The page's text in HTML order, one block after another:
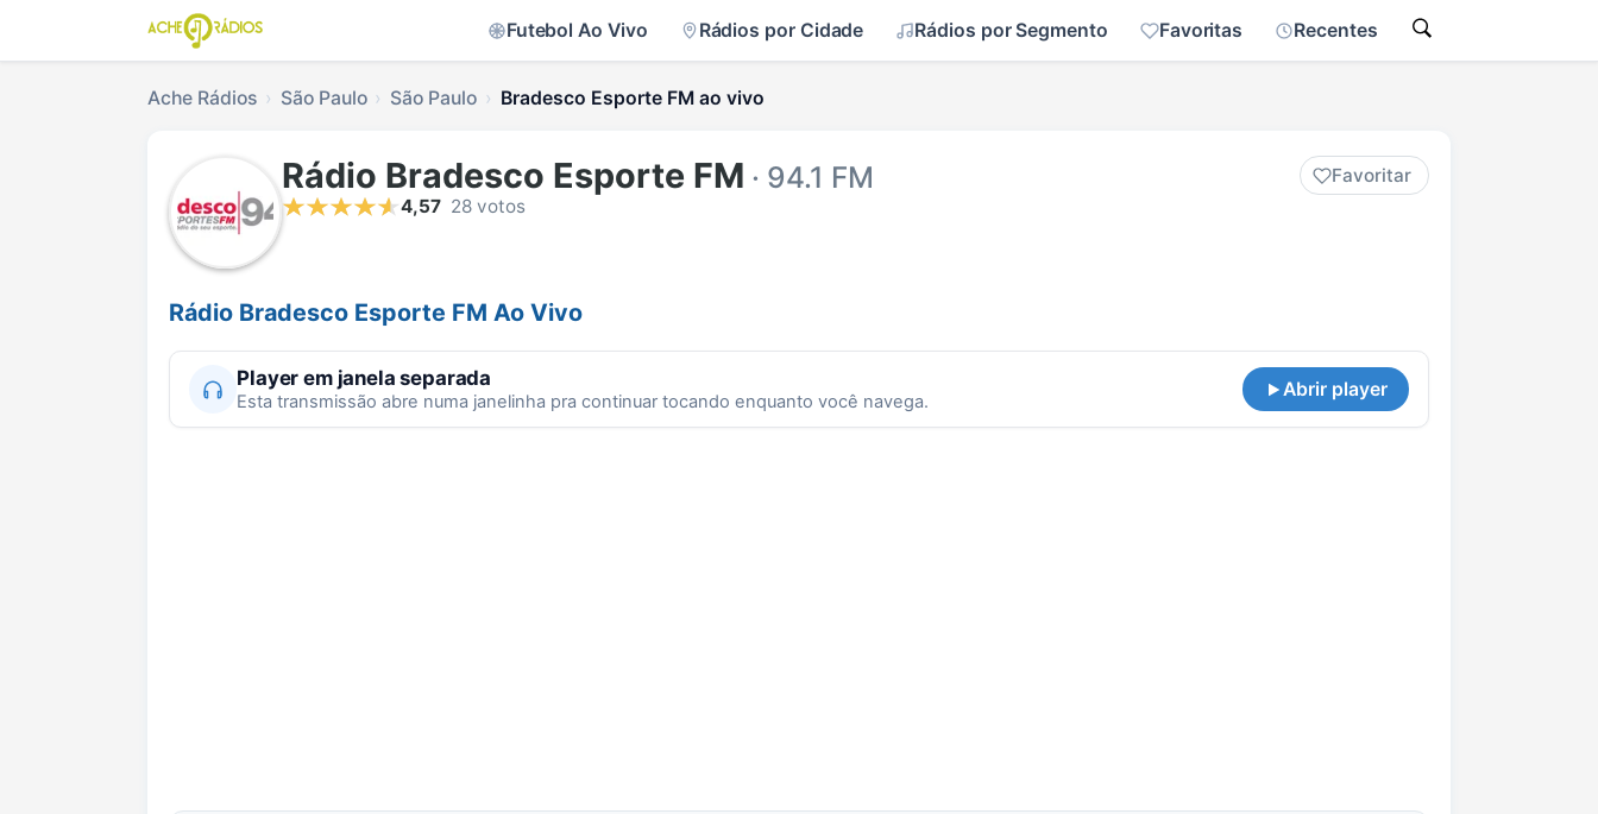
Futebol Ao Vivo Rádios por Cidade Rádios por Segmento Favoritas Recentes
Ache Rádios São Paulo São Paulo Bradesco Esporte FM ao vivo
Rádio Bradesco Esporte FM · 94.1 FM
Favoritar
4,57 28 votos
Rádio Bradesco Esporte FM Ao Vivo
Player em janela separada
Esta transmissão abre numa janelinha pra continuar tocando enquanto você navega.
Abrir player